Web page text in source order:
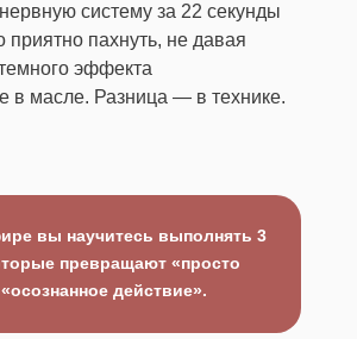
вы научитесь выполнять 3
превращают «просто
действие».
систему за 22 секунды
приятно пахнуть, не давая
эффекта
в масле. Разница — в технике.